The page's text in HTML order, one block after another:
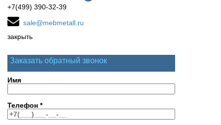
+7(499) 390-32-39
sale@mebmetall.ru
закрыть
Заказать обратный звонок
Имя
Телефон *